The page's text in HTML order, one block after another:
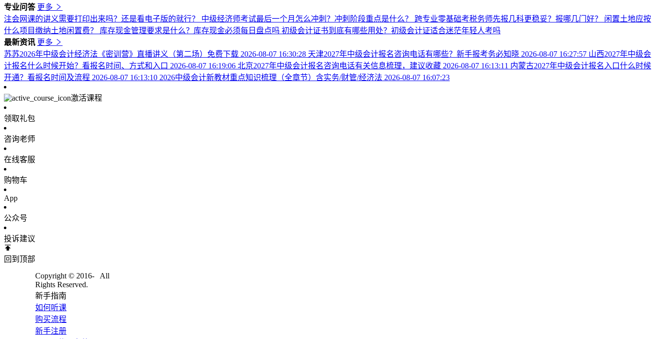
专业问答 更多
注会网课的讲义需要打印出来吗？还是看电子版的就行？ 中级经济师考试最后一个月怎么冲刺？冲刺阶段重点是什么？ 跨专业零基础考税务师先报几科更稳妥？报哪几门好？ 闲置土地应按
什么项目缴纳土地闲置费？ 库存现金管理要求是什么？库存现金必须每日盘点吗 初级会计证书到底有哪些用处？初级会计证适合迷茫年轻人考吗
最新资讯 更多
苏苏2026年中级会计经济法《密训营》直播讲义（第二场）免费下载 2026-08-07 16:30:28 天津2027年中级会计报名咨询电话有哪些？新手报考务必知晓 2026-08-07 16:27:57 山西2027年中级会
计报名什么时候开始？看报名时间、方式和入口 2026-08-07 16:19:06 北京2027年中级会计报名咨询电话有关信息梳理，建议收藏 2026-08-07 16:13:11 内蒙古2027年中级会计报名入口什么时候
开通？看报名时间及流程 2026-08-07 16:13:10 2026中级会计新教材重点知识梳理（全章节）含实务/财管/经济法 2026-08-07 16:07:23
激活课程
领取礼包
咨询老师
在线客服
购物车
App
公众号
投诉建议
回到顶部
Copyright © 2016-
All
Rights Reserved.
新手指南
如何听课
购买流程
新手注册